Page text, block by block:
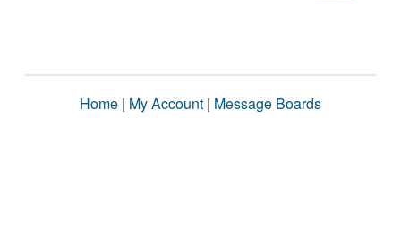
Home | My Account | Message Boards